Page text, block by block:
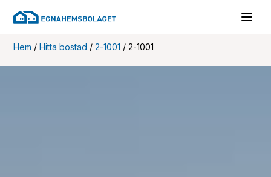
Hem /Hitta bostad /2-1001 /2-1001